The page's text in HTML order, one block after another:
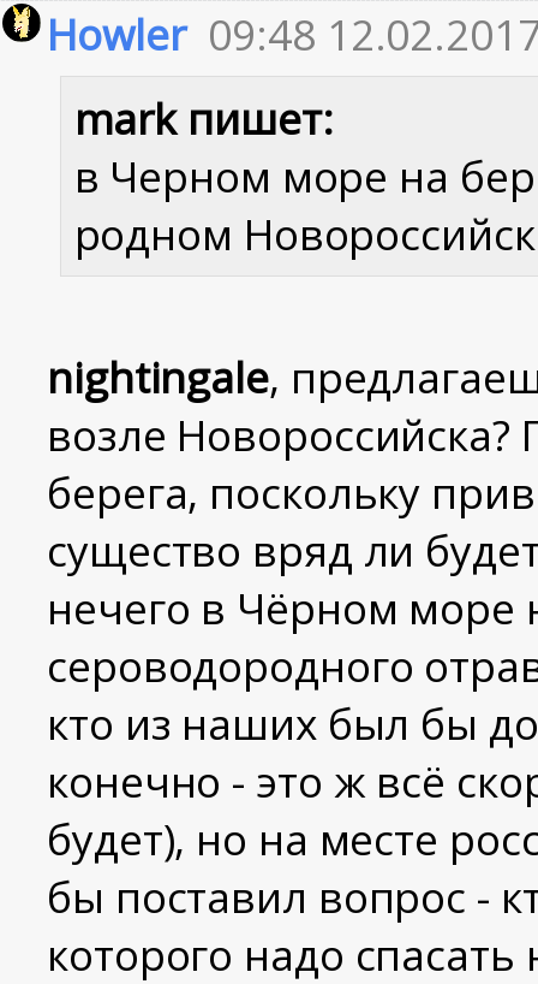
Howler 09:48
mark пишет:
в Черном море на
родном
nightingale,
возле
берега, поскольку
существо вряд ли
нечего в Чёрном море
сероводородного
кто из наших был бы
конечно - это ж всё
будет), но на месте
бы поставил вопрос -
которого надо